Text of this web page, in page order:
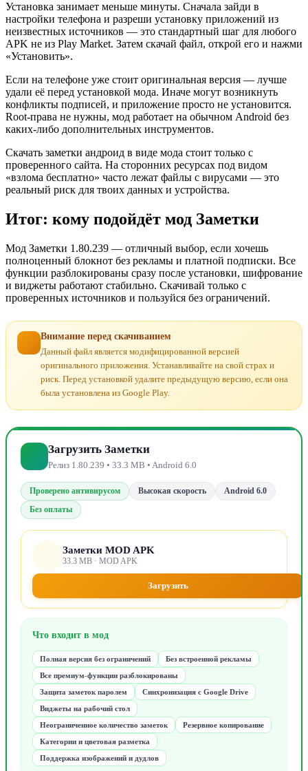
Установка занимает меньше минуты. Сначала зайди в
настройки телефона и разреши установку приложений из
неизвестных источников — это стандартный шаг для любого
APK не из Play Market. Затем скачай файл, открой его и нажми
«Установить».
Если на телефоне уже стоит оригинальная версия — лучше
удали её перед установкой мода. Иначе могут возникнуть
конфликты подписей, и приложение просто не установится.
Root-права не нужны, мод работает на обычном Android без
каких-либо дополнительных инструментов.
Скачать заметки андроид в виде мода стоит только с
проверенного сайта. На сторонних ресурсах под видом
«взлома бесплатно» часто лежат файлы с вирусами — это
реальный риск для твоих данных и устройства.
Итог: кому подойдёт мод Заметки
Мод Заметки 1.80.239 — отличный выбор, если хочешь
полноценный блокнот без рекламы и платной подписки. Все
функции разблокированы сразу после установки, шифрование
и виджеты работают стабильно. Скачивай только с
проверенных источников и пользуйся без ограничений.
Внимание перед скачиванием
Данный файл является модифицированной версией
оригинального приложения. Устанавливайте на свой страх и
риск. Перед установкой удалите предыдущую версию, если она
была установлена из Google Play.
Загрузить Заметки
Релиз 1.80.239 • 33.3 MB • Android 6.0
Проверено антивирусом Высокая скорость
Android 6.0
Без оплаты
Заметки MOD APK
33.3 MB · MOD APK
Загрузить
Что входит в мод
Полная версия без ограничений
Без встроенной рекламы
Все премиум-функции разблокированы
Защита заметок паролем
Синхронизация с Google Drive
Виджеты на рабочий стол
Неограниченное количество заметок
Резервное копирование
Категории и цветовая разметка
Поддержка изображений и дудлов